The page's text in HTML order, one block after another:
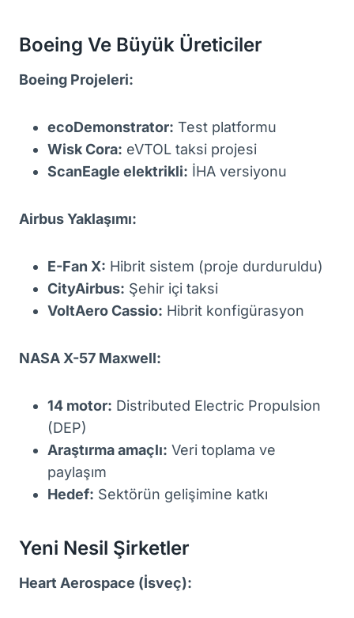
Boeing Ve Büyük Üreticiler
Boeing Projeleri:
ecoDemonstrator: Test platformu
Wisk Cora: eVTOL taksi projesi
ScanEagle elektrikli: İHA versiyonu
Airbus Yaklaşımı:
E-Fan X: Hibrit sistem (proje durduruldu)
CityAirbus: Şehir içi taksi
VoltAero Cassio: Hibrit konfigürasyon
NASA X-57 Maxwell:
14 motor: Distributed Electric Propulsion
(DEP)
Araştırma amaçlı: Veri toplama ve
paylaşım
Hedef: Sektörün gelişimine katkı
Yeni Nesil Şirketler
Heart Aerospace (İsveç):